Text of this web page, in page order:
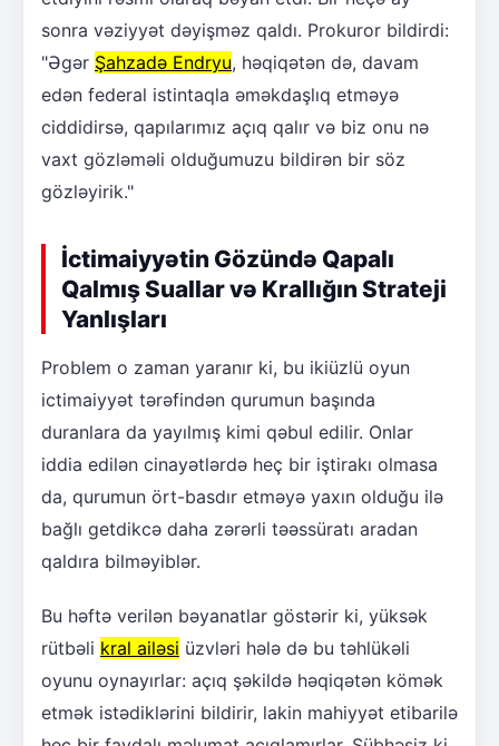
sonra vəziyyət dəyişməz qaldı. Prokuror bildirdi:
"Əgər Şahzadə Endryu, həqiqətən də, davam
edən federal istintaqla əməkdaşlıq etməyə
ciddidirsə, qapılarımız açıq qalır və biz onu nə
vaxt gözləməli olduğumuzu bildirən bir söz
gözləyirik."
İctimaiyyətin Gözündə Qapalı
Qalmış Suallar və Krallığın Strateji
Yanlışları
Problem o zaman yaranır ki, bu ikiüzlü oyun
ictimaiyyət tərəfindən qurumun başında
duranlara da yayılmış kimi qəbul edilir. Onlar
iddia edilən cinayətlərdə heç bir iştirakı olmasa
da, qurumun ört-basdır etməyə yaxın olduğu ilə
bağlı getdikcə daha zərərli təəssüratı aradan
qaldıra bilməyiblər.
Bu həftə verilən bəyanatlar göstərir ki, yüksək
rütbəli kral ailəsi üzvləri hələ də bu təhlükəli
oyunu oynayırlar: açıq şəkildə həqiqətən kömək
etmək istədiklərini bildirir, lakin mahiyyət etibarilə